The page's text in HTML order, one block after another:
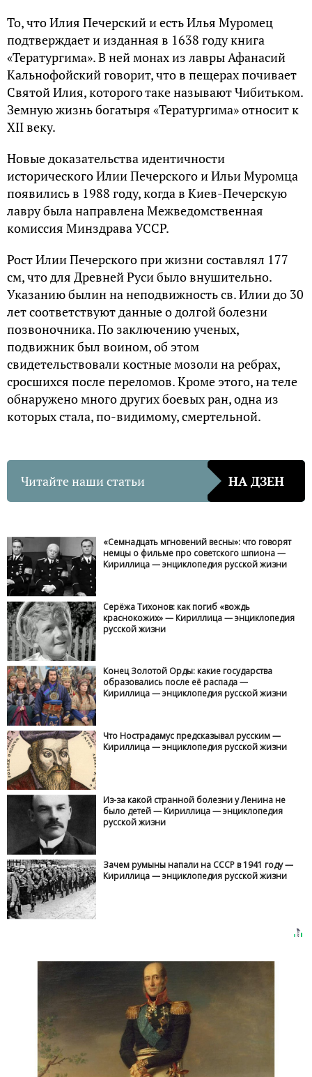
То, что Илия Печерский и есть Илья Муромец
подтверждает и изданная в 1638 году книга
«Тератургима». В ней монах из лавры Афанасий
Кальнофойский говорит, что в пещерах почивает
Святой Илия, которого таке называют Чибитьком.
Земную жизнь богатыря «Тератургима» относит к
XII веку.
Новые доказательства идентичности
исторического Илии Печерского и Ильи Муромца
появились в 1988 году, когда в Киев-Печерскую
лавру была направлена Межведомственная
комиссия Минздрава УССР.
Рост Илии Печерского при жизни составлял 177
см, что для Древней Руси было внушительно.
Указанию былин на неподвижность св. Илии до 30
лет соответствуют данные о долгой болезни
позвоночника. По заключению ученых,
подвижник был воином, об этом
свидетельствовали костные мозоли на ребрах,
сросшихся после переломов. Кроме этого, на теле
обнаружено много других боевых ран, одна из
которых стала, по-видимому, смертельной.
Читайте наши статьи НА ДЗЕН
«Семнадцать мгновений весны»: что говорят
немцы о фильме про советского шпиона —
Кириллица — энциклопедия русской жизни
Серёжа Тихонов: как погиб «вождь
краснокожих» — Кириллица — энциклопедия
русской жизни
Конец Золотой Орды: какие государства
образовались после её распада —
Кириллица — энциклопедия русской жизни
Что Нострадамус предсказывал русским —
Кириллица — энциклопедия русской жизни
Из-за какой странной болезни у Ленина не
было детей — Кириллица — энциклопедия
русской жизни
Зачем румыны напали на СССР в 1941 году —
Кириллица — энциклопедия русской жизни